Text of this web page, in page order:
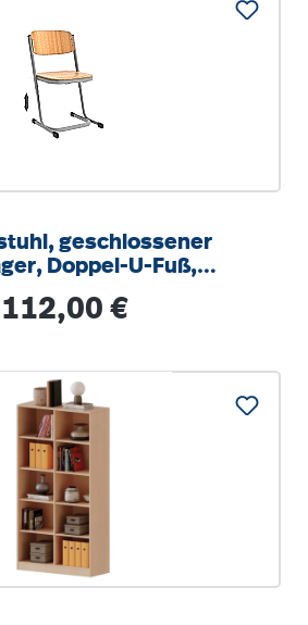
geschlossener
Doppel-U-Fuß,
Regulärer Preis:
112,00 €